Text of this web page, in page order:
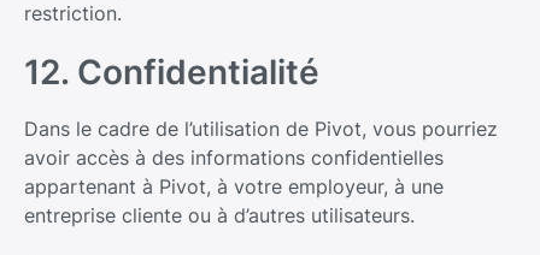
restriction.
12. Confidentialité
Dans le cadre de l’utilisation de Pivot, vous pourriez
avoir accès à des informations confidentielles
appartenant à Pivot, à votre employeur, à une
entreprise cliente ou à d’autres utilisateurs.